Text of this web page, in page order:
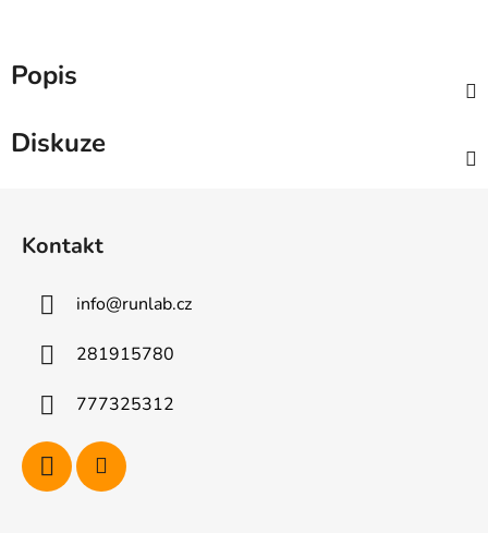
Popis
Diskuze
Kontakt
info@runlab.cz
281915780
777325312